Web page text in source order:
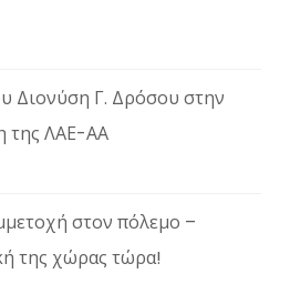
Διονύση Γ. Δρόσου στην
της ΛΑΕ-ΑΑ
στον πόλεμο –
της χώρας τώρα!